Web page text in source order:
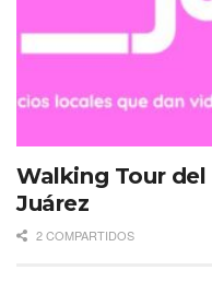
Walking Tour del
Juárez
2 COMPARTIDOS